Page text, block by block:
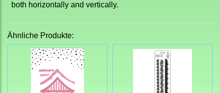
both horizontally and vertically.
Ähnliche Produkte: